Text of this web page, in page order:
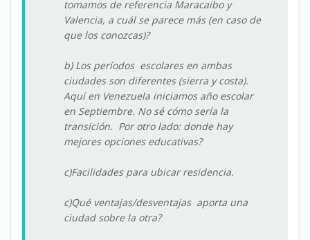
tomamos de referencia Maracaibo y
Valencia, a cuál se parece más (en caso de
que los conozcas)?
b) Los períodos escolares en ambas
ciudades son diferentes (sierra y costa).
Aquí en Venezuela iniciamos año escolar
en Septiembre. No sé cómo sería la
transición. Por otro lado: donde hay
mejores opciones educativas?
c)Facilidades para ubicar residencia.
c)Qué ventajas/desventajas aporta una
ciudad sobre la otra?